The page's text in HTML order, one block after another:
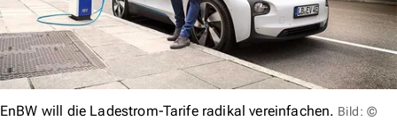
EnBW will die Ladestrom-Tarife radikal vereinfachen. Bild: ©